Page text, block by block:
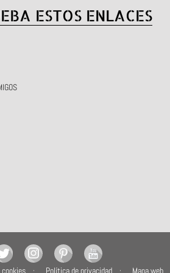
ESTOS ENLACES
Política de privacidad Mapa web